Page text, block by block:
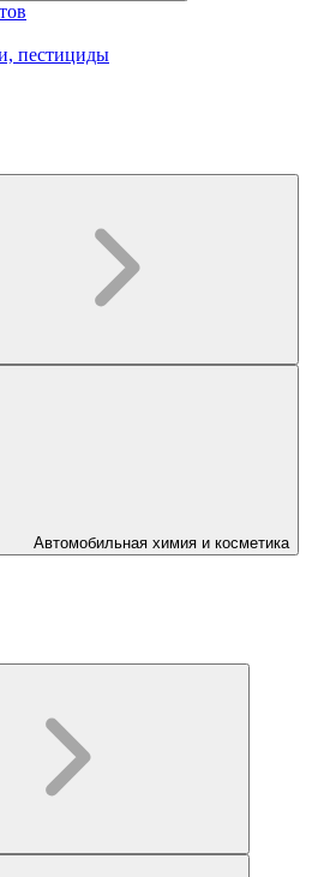
пестициды
Автомобильная химия и косметика